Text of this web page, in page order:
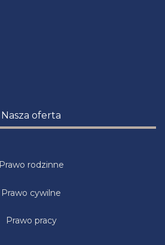
Nasza oferta
Prawo rodzinne
Prawo cywilne
Prawo pracy